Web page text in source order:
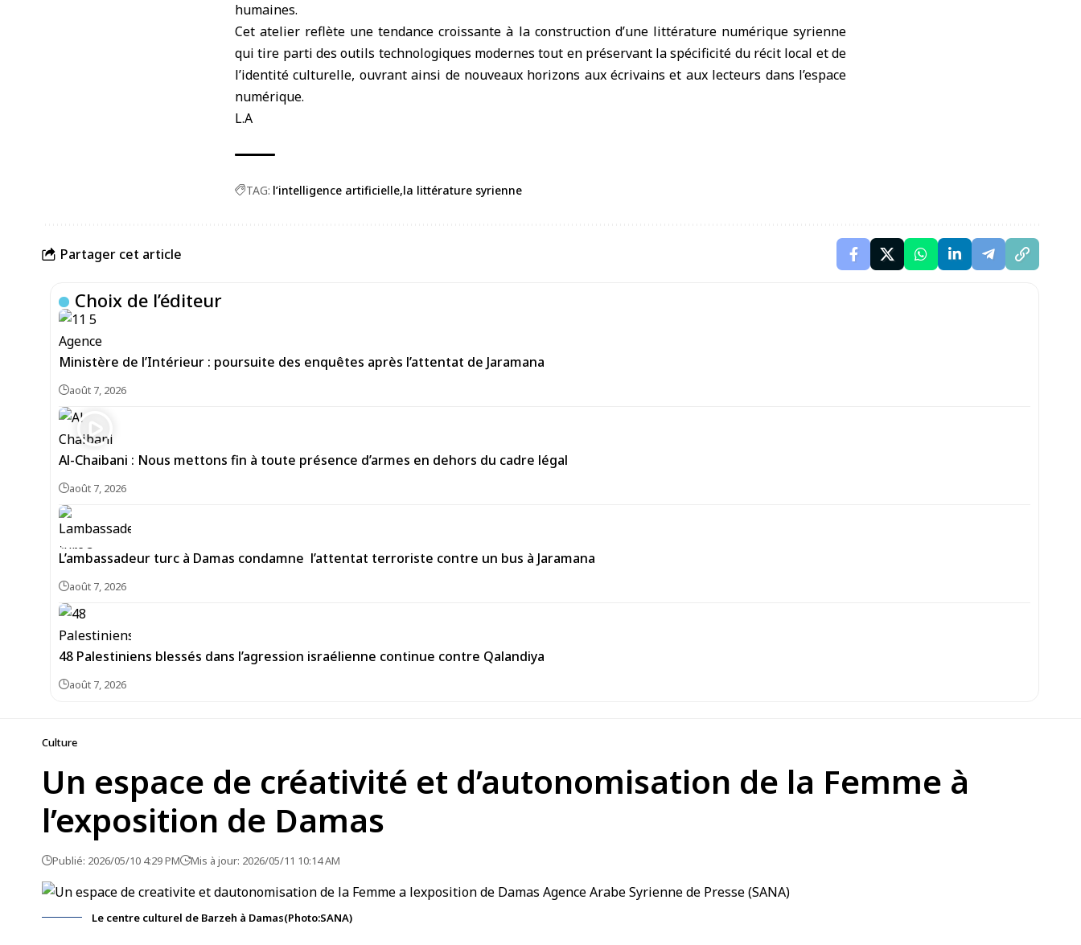
humaines.
Cet atelier reflète une tendance croissante à la construction d’une littérature numérique syrienne
qui tire parti des outils technologiques modernes tout en préservant la spécificité du récit local et de
l’identité culturelle, ouvrant ainsi de nouveaux horizons aux écrivains et aux lecteurs dans l’espace
numérique.
L.A
TAG: l’intelligence artificielle la littérature syrienne
Partager cet article
Choix de l’éditeur
Ministère de l’Intérieur : poursuite des enquêtes après l’attentat de Jaramana
août 7, 2026
Al-Chaibani : Nous mettons fin à toute présence d’armes en dehors du cadre légal
août 7, 2026
L’ambassadeur turc à Damas condamne l’attentat terroriste contre un bus à Jaramana
août 7, 2026
48 Palestiniens blessés dans l’agression israélienne continue contre Qalandiya
août 7, 2026
Culture
Un espace de créativité et d’autonomisation de la Femme à
l’exposition de Damas
Publié: 2026/05/10 4:29 PM Mis à jour: 2026/05/11 10:14 AM
Le centre culturel de Barzeh à Damas(Photo:SANA)